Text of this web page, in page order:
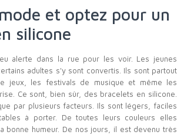
et optez pour un
silicone
alerte dans la rue pour les voir. Les jeunes
adultes s'y sont convertis. Ils sont partout
jeux, les festivals de musique et même les
Ce sont, bien sûr, des bracelets en silicone.
par plusieurs facteurs. Ils sont légers, faciles
à porter. De toutes leurs couleurs elles
bonne humeur. De nos jours, il est devenu très